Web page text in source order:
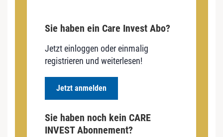
Sie haben ein Care Invest Abo?
Jetzt einloggen oder einmalig
registrieren und weiterlesen!
Jetzt anmelden
Sie haben noch kein CARE
INVEST Abonnement?